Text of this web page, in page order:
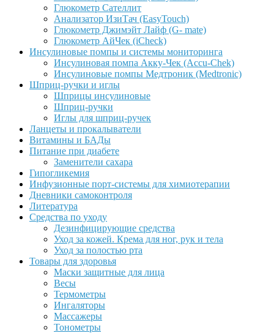
Глюкометр Сателлит
Анализатор ИзиТач (EasyTouch)
Глюкометр Джимэйт Лайф (G- mate)
Глюкометр АйЧек (iCheck)
Инсулиновые помпы и системы мониторинга
Инсулиновая помпа Акку-Чек (Accu-Chek)
Инсулиновые помпы Медтроник (Medtronic)
Шприц-ручки и иглы
Шприцы инсулиновые
Шприц-ручки
Иглы для шприц-ручек
Ланцеты и прокалыватели
Витамины и БАДы
Питание при диабете
Заменители сахара
Гипогликемия
Инфузионные порт-системы для химиотерапии
Дневники самоконтроля
Литература
Средства по уходу
Дезинфицирующие средства
Уход за кожей. Крема для ног, рук и тела
Уход за полостью рта
Товары для здоровья
Маски защитные для лица
Весы
Термометры
Ингаляторы
Массажеры
Тонометры